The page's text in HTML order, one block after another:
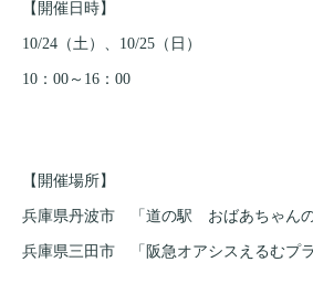
【開催日時】
10/24（土）、10/25（日）
10：00～16：00
【開催場所】
兵庫県丹波市 「道の駅 おばあちゃんの
兵庫県三田市 「阪急オアシスえるむプラ